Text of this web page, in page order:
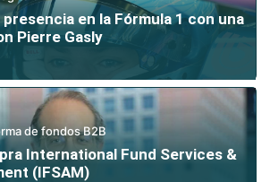
en la Fórmula 1 con una
Pierre Gasly
de fondos B2B
International Fund Services &
(IFSAM)